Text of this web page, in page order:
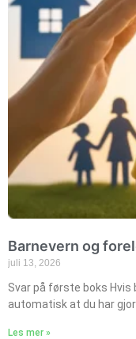
Barnevern og
juli 13, 2026
Svar på første boks
automatisk at du har
Les mer »